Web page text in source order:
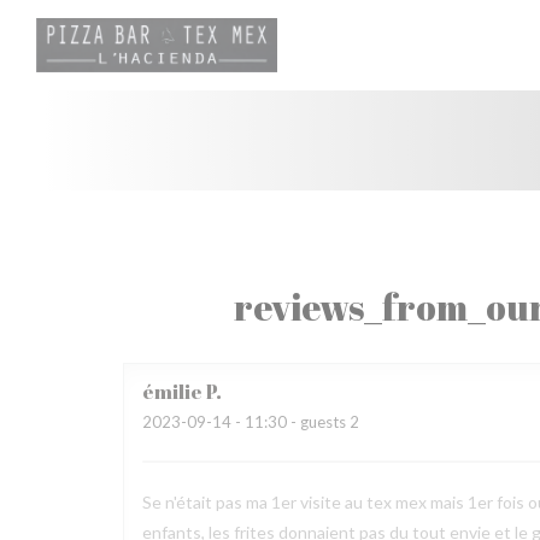
Painel de Gerenciamento de Cookies
émilieP
2023-09-14 - 11:30 - guests 2
Se n'était pas ma 1er visite au tex mex mais 1er fois
enfants, les frites donnaient pas du tout envie et le